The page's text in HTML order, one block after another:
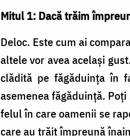
Mitul 1: Dacă trăim
Deloc. Este cum ai
altele vor avea acelaşi
clădită pe făgăduinţa în
asemenea făgăduinţă.
felul în care oamenii se
care au trăit împreună